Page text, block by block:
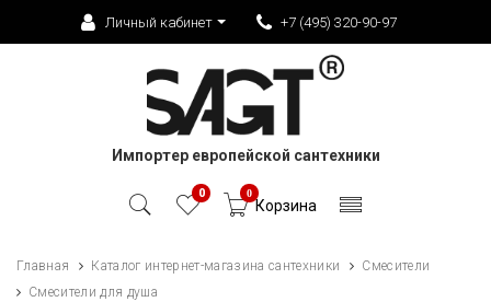
Личный кабинет +7 (495) 320-90-97
Импортер европейской сантехники
0 0
Корзина
Главная Каталог интернет-магазина сантехники
Смесители
Смесители для душа